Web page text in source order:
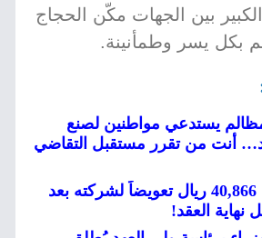
الكبير بين الجهات مكّن الحجاج
بكل يسر وطمأنينة.
يستدعي مواطنين لصنع
أنت من تقرر مستقبل التقاضي
صادم: حلاق يدفع 40,866 ريال تعويضاً لشركته بعد
نهاية العقد!